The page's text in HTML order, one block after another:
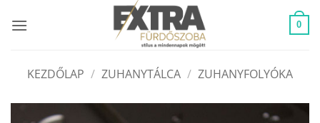
0
KEZDŐLAP / ZUHANYTÁLCA / ZUHANYFOLYÓKA